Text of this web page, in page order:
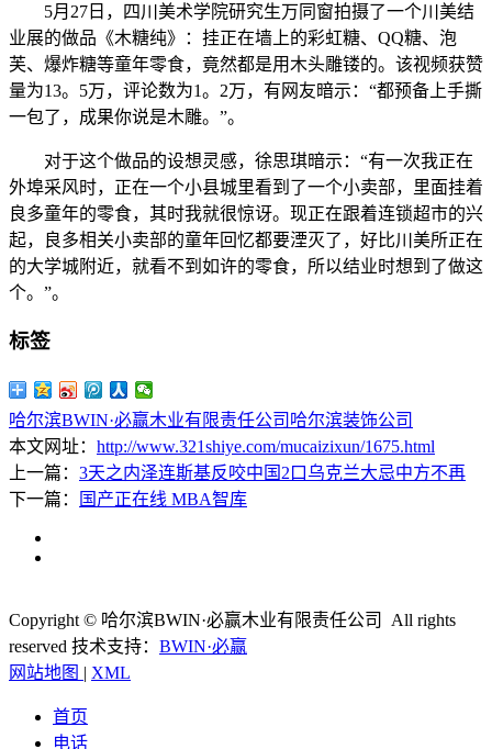
5月27日，四川美术学院研究生万同窗拍摄了一个川美结
业展的做品《木糖纯》：挂正在墙上的彩虹糖、QQ糖、泡
芙、爆炸糖等童年零食，竟然都是用木头雕镂的。该视频获赞
量为13。5万，评论数为1。2万，有网友暗示：“都预备上手撕
一包了，成果你说是木雕。”。
对于这个做品的设想灵感，徐思琪暗示：“有一次我正在
外埠采风时，正在一个小县城里看到了一个小卖部，里面挂着
良多童年的零食，其时我就很惊讶。现正在跟着连锁超市的兴
起，良多相关小卖部的童年回忆都要湮灭了，好比川美所正在
的大学城附近，就看不到如许的零食，所以结业时想到了做这
个。”。
标签
哈尔滨BWIN·必赢木业有限责任公司 哈尔滨装饰公司
本文网址： http://www.321shiye.com/mucaizixun/1675.html
上一篇： 3天之内泽连斯基反咬中国2口乌克兰大忌中方不再
下一篇：
国产正在线 MBA智库
Copyright © 哈尔滨BWIN·必赢木业有限责任公司 All rights
reserved 技术支持： BWIN·必赢
网站地图 | XML
首页
电话